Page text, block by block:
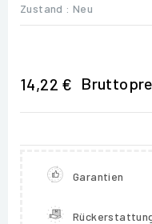
Zustand : Neu
14,22 €
Garantien